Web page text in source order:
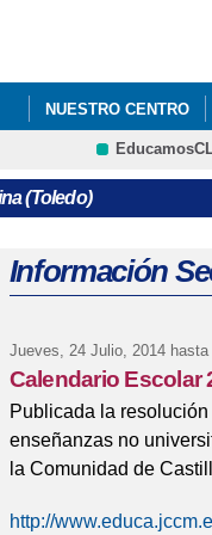
NUESTRO CENTRO
(Toledo)
Información
Jueves, 24 Julio, 2014
Calendario Escolar
Publicada la
enseñanzas no
la Comunidad de
http://